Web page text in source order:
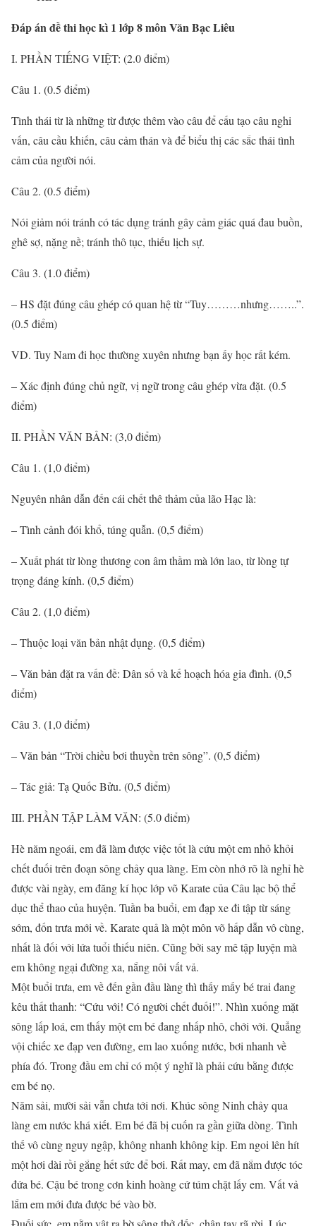
Đáp án đề thi học kì 1 lớp 8 môn Văn Bạc Liêu
I. PHẦN TIẾNG VIỆT: (2.0 điểm)
Câu 1. (0.5 điểm)
Tình thái từ là những từ được thêm vào câu để cấu tạo câu nghi
vấn, câu cầu khiến, câu cảm thán và để biểu thị các sắc thái tình
cảm của người nói.
Câu 2. (0.5 điểm)
Nói giảm nói tránh có tác dụng tránh gây cảm giác quá đau buồn,
ghê sợ, nặng nề; tránh thô tục, thiếu lịch sự.
Câu 3. (1.0 điểm)
– HS đặt đúng câu ghép có quan hệ từ “Tuy………nhưng……..”.
(0.5 điểm)
VD. Tuy Nam đi học thường xuyên nhưng bạn ấy học rất kém.
– Xác định đúng chủ ngữ, vị ngữ trong câu ghép vừa đặt. (0.5
điểm)
II. PHẦN VĂN BẢN: (3,0 điểm)
Câu 1. (1,0 điểm)
Nguyên nhân dẫn đến cái chết thê thảm của lão Hạc là:
– Tình cảnh đói khổ, túng quẫn. (0,5 điểm)
– Xuất phát từ lòng thương con âm thầm mà lớn lao, từ lòng tự
trọng đáng kính. (0,5 điểm)
Câu 2. (1,0 điểm)
– Thuộc loại văn bản nhật dụng. (0,5 điểm)
– Văn bản đặt ra vấn đề: Dân số và kế hoạch hóa gia đình. (0,5
điểm)
Câu 3. (1,0 điểm)
– Văn bản “Trời chiều bơi thuyền trên sông”. (0,5 điểm)
– Tác giả: Tạ Quốc Bửu. (0,5 điểm)
III. PHẦN TẬP LÀM VĂN: (5.0 điểm)
Hè năm ngoái, em đã làm được việc tốt là cứu một em nhỏ khỏi
chết đuối trên đoạn sông chảy qua làng. Em còn nhớ rõ là nghỉ hè
được vài ngày, em đăng kí học lớp võ Karate của Câu lạc bộ thể
dục thể thao của huyện. Tuần ba buổi, em đạp xe đi tập từ sáng
sớm, đốn trưa mới về. Karate quả là một môn võ hấp dẫn vô cùng,
nhất là đối với lứa tuổi thiếu niên. Cũng bởi say mê tập luyện mà
em không ngại đường xa, nắng nôi vất vả.
Một buổi trưa, em về đến gần đầu làng thì thấy mấy bé trai đang
kêu thất thanh: “Cứu với! Có người chết đuối!”. Nhìn xuống mặt
sông lấp loá, em thấy một em bé đang nhấp nhô, chới với. Quẳng
vội chiếc xe đạp ven đường, em lao xuống nước, bơi nhanh về
phía đó. Trong đầu em chỉ có một ý nghĩ là phải cứu bằng được
em bé nọ.
Năm sải, mười sải vẫn chưa tới nơi. Khúc sông Ninh chảy qua
làng em nước khá xiết. Em bé đã bị cuốn ra gần giữa dòng. Tình
thế vô cùng nguy ngập, không nhanh không kịp. Em ngoi lên hít
một hơi dài rồi gắng hết sức để bơi. Rất may, em đã nắm được tóc
đứa bé. Cậu bé trong cơn kinh hoàng cứ túm chặt lấy em. Vất vả
lắm em mới đưa được bé vào bờ.